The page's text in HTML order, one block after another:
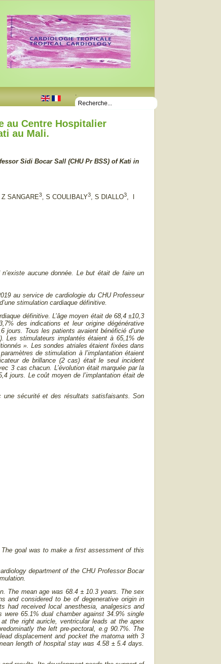
.
au Centre Hospitalier
au Mali.
Sidi Bocar Sall (CHU Pr BSS) of Kati in
Z SANGARE3, S COULIBALY3, S DIALLO3, I
aucune donnée. Le but était de faire un
au service de cardiologie du CHU Professeur
stimulation cardiaque définitive.
définitive. L’âge moyen était de 68,4 ±10,3
des indications et leur origine dégénérative
jours. Tous les patients avaient bénéficié d’une
Les stimulateurs implantés étaient à 65,1% de
». Les sondes atriales étaient fixées dans
de stimulation à l’implantation étaient
de brillance (2 cas) était le seul incident
3 cas chacun. L’évolution était marquée par la
jours. Le coût moyen de l’implantation était de
une sécurité et des résultats satisfaisants. Son
goal was to make a first assessment of this
department of the CHU Professor Bocar
The mean age was 68.4 ± 10.3 years. The sex
and considered to be of degenerative origin in
had received local anesthesia, analgesics and
65.1% dual chamber against 34.9% single
the right auricle, ventricular leads at the apex
the left pre-pectoral, e.g 90.7%. The
displacement and pocket the matoma with 3
length of hospital stay was 4.58 ± 5.4 days.